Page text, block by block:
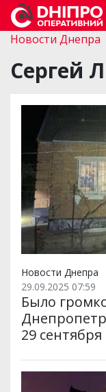
Новости Днепра
Сергей
Новости Днепра
29.09.2025 07:59
Было
29 сентября